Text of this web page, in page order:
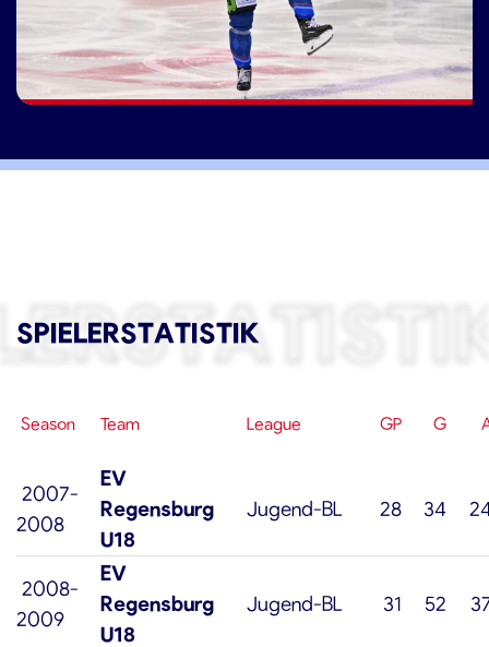
SPIELERSTATISTIK
Season Team League GP G
2007-
2008
EV
Regensburg
U18
Jugend-BL 28 34
2008-
2009
EV
Regensburg
U18
Jugend-BL 31 52